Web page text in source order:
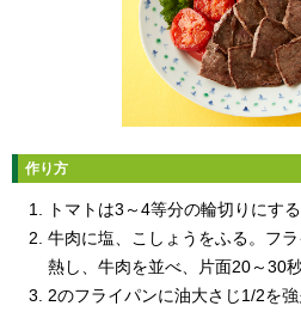
作り方
トマトは3～4等分の輪切りにす
牛肉に塩、こしょうをふる。フ
熱し、牛肉を並べ、片面20～30
2のフライパンに油大さじ1/2を